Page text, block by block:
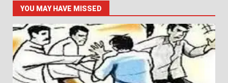
YOU MAY HAVE MISSED